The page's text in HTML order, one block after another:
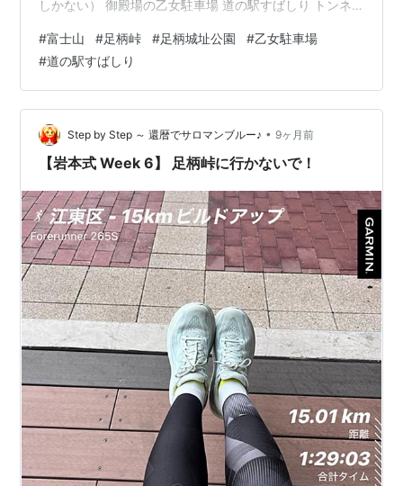
しかない） 御殿場の乙女駐車場 道の駅すばしり トンネ
力！ とりあえず、今回はここまで やっぱり富士山は、上
が白くなくちゃ、ねぇ！ 続きの記事はこちら 久しぶりに
富士山を見に行ってきました。 続き - Re: The history of
"M&Y"
#富士山 #足柄峠 #足柄城址公園 #乙女駐車場
#道の駅すばしり
Step by Step ～ 還暦でサロマンブルー♪ • 9ヶ月前
【岩本式 Week 6】 足柄峠に行かないで！